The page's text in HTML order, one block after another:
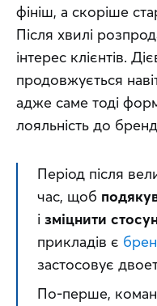
фініш, а скоріше
Після хвилі
інтерес клієнтів.
продовжується
адже саме тоді
лояльність до
Період після
час, щоб
і зміцнити
прикладів є
застосовує
По-перше,